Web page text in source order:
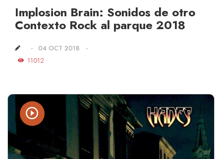
Implosion Brain: Sonidos de otro
Contexto Rock al parque 2018
04 OCT 2018
11012